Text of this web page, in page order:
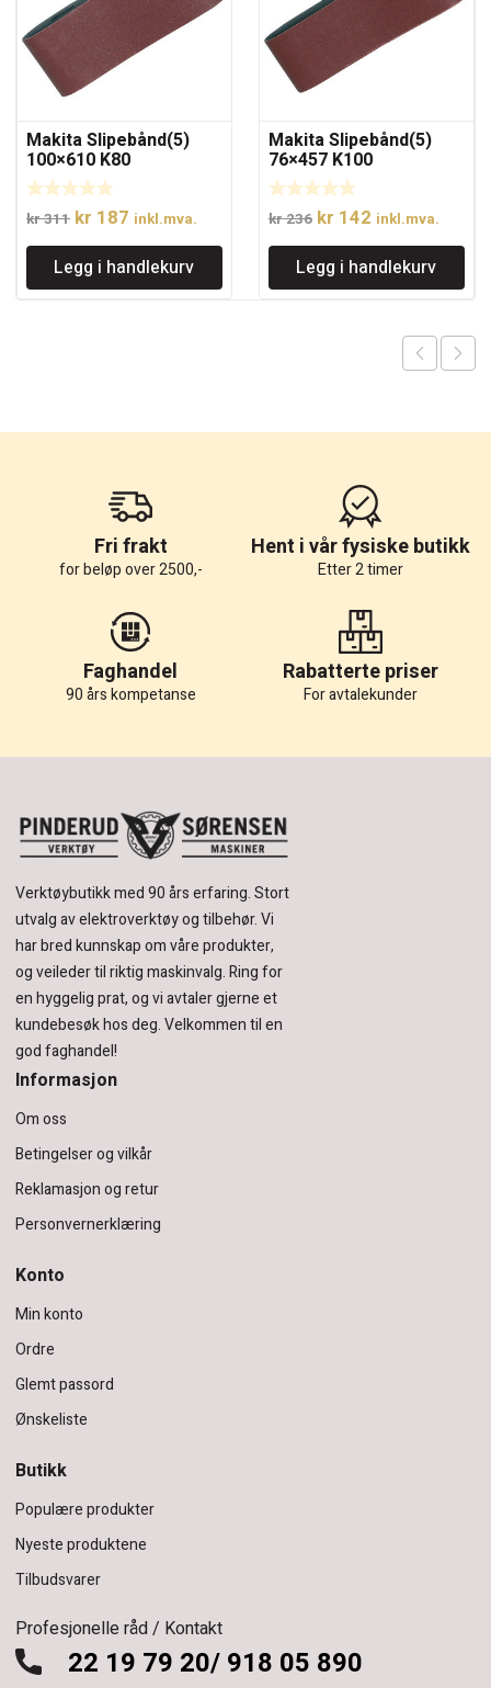
Makita Slipebånd(5)
100×610 K80
kr311 Opprinnelig
pris
var:
kr 311.
kr 187 Nåværende
pris
er:
kr 187.
inkl.mva.
Legg i handlekurv
Makita Slipebånd(5)
76×457 K100
kr236 Opprinnelig
pris
var:
kr 236.
kr 142Nåværende
pris
er:
kr 142.
inkl.mva.
Legg i handlekurv
Fri frakt
for beløp over 2500,-
Hent i vår fysiske butikk
Etter 2 timer
Faghandel
90 års kompetanse
Rabatterte priser
For avtalekunder
Verktøybutikk med 90 års erfaring.Stort
utvalg av elektroverktøy og tilbehør.Vi
har bred kunnskap om våre produkter,
og veileder til riktig maskinvalg. Ring for
en hyggelig prat, og vi avtaler gjerne et
kundebesøk hos deg.Velkommen til en
god faghandel!
Informasjon
Om oss
Betingelser og vilkår
Reklamasjon og retur
Personvernerklæring
Konto
Min konto
Ordre
Glemt passord
Ønskeliste
Butikk
Populære produkter
Nyeste produktene
Tilbudsvarer
Profesjonelle råd / Kontakt
22 19 79 20/ 918 05 890